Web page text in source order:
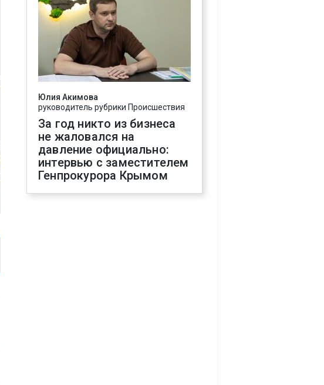
Юлия Акимова
руководитель рубрики Происшествия
За год никто из бизнеса
не жаловался на
давление официально:
интервью с заместителем
Генпрокурора Крымом